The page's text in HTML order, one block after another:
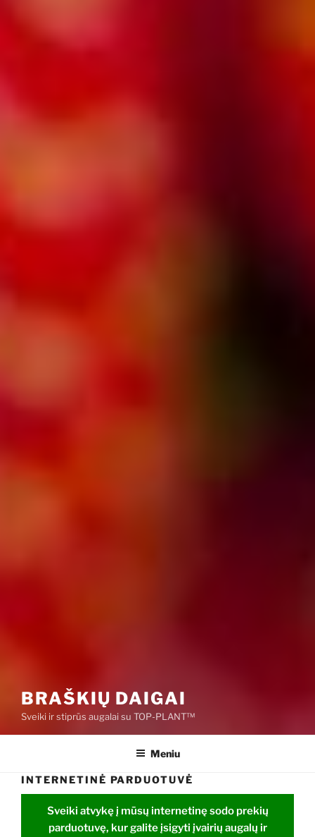
BRAŠKIŲ DAIGAI
Sveiki ir stiprūs augalai su TOP-PLANT™
Meniu
INTERNETINĖ PARDUOTUVĖ
Sveiki atvykę į mūsų internetinę sodo prekių
parduotuvę, kur galite įsigyti įvairių augalų ir